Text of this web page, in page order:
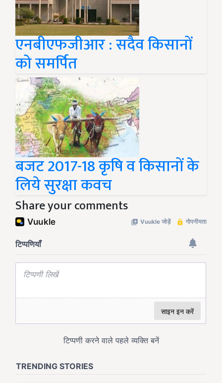
एनबीएफजीआर : सदैव किसानों
को समर्पित
बजट 2017-18 कृषि व किसानों के
लिये सुरक्षा कवच
Share your comments